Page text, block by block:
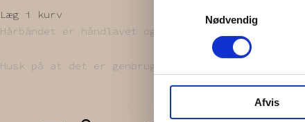
Nødvendig
Afvis
Læg i kurv
Hårbåndet er håndlavet og bliver lavet ud af
Husk på at det er genbrugstekstiler. Vi finder